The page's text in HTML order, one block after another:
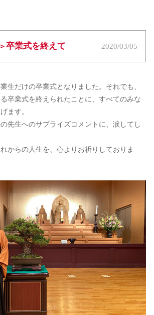
卒業式を終えて 2020/03/05
生だけの卒業式となりました。それでも、
卒業式を終えられたことに、すべてのみな
ます。
先生へのサプライズコメントに、涙してし
からの人生を、心よりお祈りしておりま